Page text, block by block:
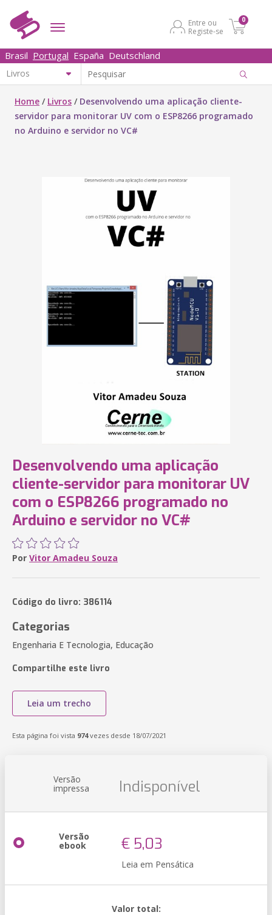
Entre ou
Registe-se
0
Brasil Portugal España Deutschland
Home / Livros / Desenvolvendo uma aplicação cliente-
servidor para monitorar UV com o ESP8266 programado
no Arduino e servidor no VC#
Desenvolvendo uma aplicação
cliente-servidor para monitorar UV
com o ESP8266 programado no
Arduino e servidor no VC#
Por Vitor Amadeu Souza
Código do livro: 386114
Categorias
Engenharia E Tecnologia, Educação
Compartilhe este livro
Leia um trecho
Esta página foi vista 974vezes desde 18/07/2021
Versão
impressa Indisponível
Versão
ebook € 5,03
Leia em Pensática
Valor total: